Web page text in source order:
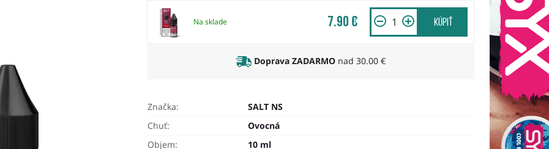
Na sklade 7.90 € Kúpiť
Doprava ZADARMO nad 30.00 €
Značka:
SALT NS
Chuť:
Ovocná
Objem:
10 ml